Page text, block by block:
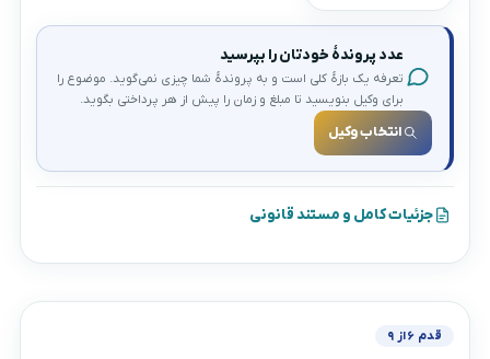
عدد پروندهٔ خودتان را بپرسید
تعرفه یک بازهٔ کلی است و به پروندهٔ شما چیزی نمی‌گوید. موضوع را
برای وکیل بنویسید تا مبلغ و زمان را پیش از هر پرداختی بگوید.
انتخاب وکیل
جزئیات کامل و مستند قانونی
قدم ۶ از ۹